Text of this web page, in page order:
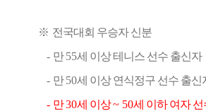
※ 전국대회 우승자 신분
- 만55세 이상 테니스 선수 출신자
- 만50세 이상 연식정구 선수 출신
- 만30세 이상~ 50세 이하 여자